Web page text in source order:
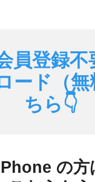
員登録不
ード（無
ちら 👇
の方